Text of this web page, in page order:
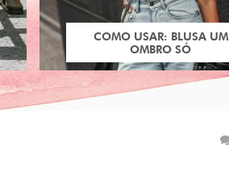
COMO USAR: BLUSA UM
OMBRO SÓ